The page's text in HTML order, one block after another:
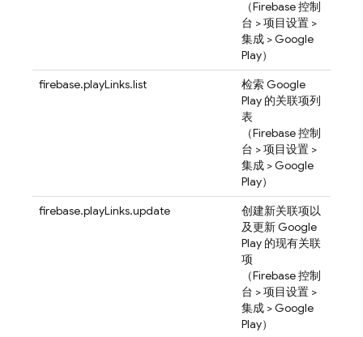
（Firebase控制
台 > 项目设置 >
集成 > Google
Play）
firebase.playLinks.list
检索 Google
Play 的关联项列
表
（Firebase控制
台 > 项目设置 >
集成 > Google
Play）
firebase.playLinks.update
创建新关联项以
及更新 Google
Play 的现有关联
项
（Firebase控制
台 > 项目设置 >
集成 > Google
Play）